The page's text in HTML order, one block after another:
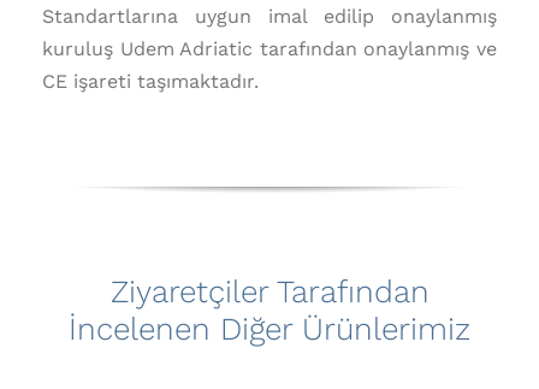
Standartlarına uygun imal edilip onaylanmış
kuruluş Udem Adriatic tarafından onaylanmış ve
CE işareti taşımaktadır.
Ziyaretçiler Tarafından
İncelenen Diğer Ürünlerimiz